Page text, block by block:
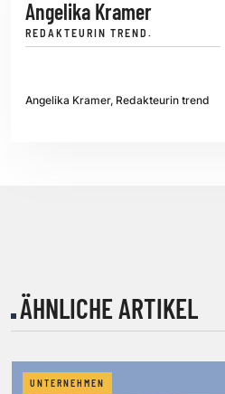
Angelika Kramer
REDAKTEURIN TREND.
Angelika Kramer, Redakteurin trend
ÄHNLICHE ARTIKEL
UNTERNEHMEN